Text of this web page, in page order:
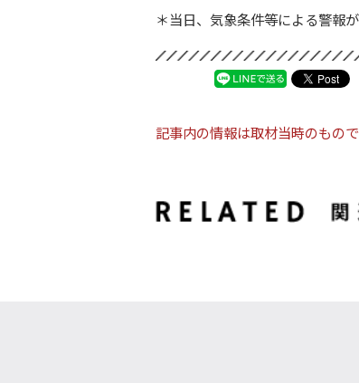
＊当日、気象条件等による警報
記事内の情報は取材当時のもの